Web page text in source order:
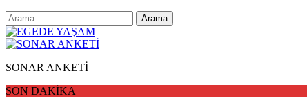
SONAR ANKETİ
SON DAKİKA